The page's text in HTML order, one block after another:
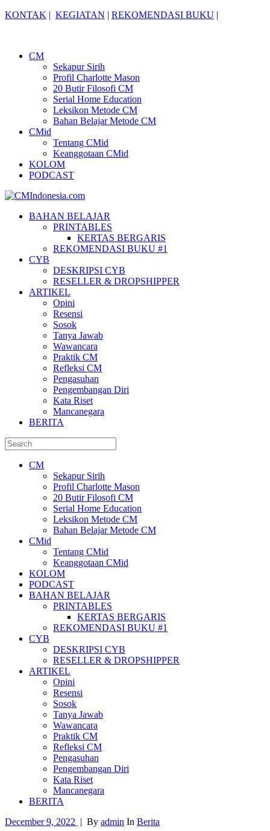
KONTAK | KEGIATAN | REKOMENDASI BUKU |
CM
Sekapur Sirih
Profil Charlotte Mason
20 Butir Filosofi CM
Serial Home Education
Leksikon Metode CM
Bahan Belajar Metode CM
CMid
Tentang CMid
Keanggotaan CMid
KOLOM
PODCAST
BAHAN BELAJAR
PRINTABLES
KERTAS BERGARIS
REKOMENDASI BUKU #1
CYB
DESKRIPSI CYB
RESELLER & DROPSHIPPER
ARTIKEL
Opini
Resensi
Sosok
Tanya Jawab
Wawancara
Praktik CM
Refleksi CM
Pengasuhan
Pengembangan Diri
Kata Riset
Mancanegara
BERITA
CM
Sekapur Sirih
Profil Charlotte Mason
20 Butir Filosofi CM
Serial Home Education
Leksikon Metode CM
Bahan Belajar Metode CM
CMid
Tentang CMid
Keanggotaan CMid
KOLOM
PODCAST
BAHAN BELAJAR
PRINTABLES
KERTAS BERGARIS
REKOMENDASI BUKU #1
CYB
DESKRIPSI CYB
RESELLER & DROPSHIPPER
ARTIKEL
Opini
Resensi
Sosok
Tanya Jawab
Wawancara
Praktik CM
Refleksi CM
Pengasuhan
Pengembangan Diri
Kata Riset
Mancanegara
BERITA
December 9, 2022 | By admin In Berita